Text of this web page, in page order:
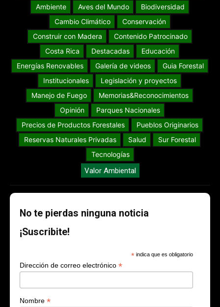
Ambiente
Aves del Mundo
Biodiversidad
Cambio Climático
Conservación
Construir con Madera
Contenido Patrocinado
Costa Rica
Destacadas
Educación
Energías Renovables
Galería de videos
Guia Forestal
Institucionales
Legislación y proyectos
Manejo de Fuego
Memorias&Reconocimientos
Opinión
Parques Nacionales
Precios de Productos Forestales
Pueblos Originarios
Reservas Naturales Privadas
Salud
Sur Forestal
Tecnologías
Valor Ambiental
No te pierdas ninguna noticia
¡Suscribite!
* indica que es obligatorio
Dirección de correo electrónico *
Nombre *